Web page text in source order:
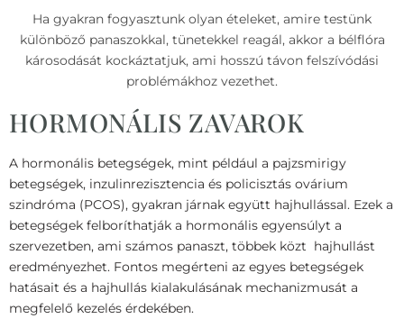
Ha gyakran fogyasztunk olyan ételeket, amire testünk
különböző panaszokkal, tünetekkel reagál, akkor a bélflóra
károsodását kockáztatjuk, ami hosszú távon felszívódási
problémákhoz vezethet.
HORMONÁLIS ZAVAROK
A hormonális betegségek, mint például a pajzsmirigy
betegségek, inzulinrezisztencia és policisztás ovárium
szindróma (PCOS), gyakran járnak együtt hajhullással. Ezek a
betegségek felboríthatják a hormonális egyensúlyt a
szervezetben, ami számos panaszt, többek közt hajhullást
eredményezhet. Fontos megérteni az egyes betegségek
hatásait és a hajhullás kialakulásának mechanizmusát a
megfelelő kezelés érdekében.